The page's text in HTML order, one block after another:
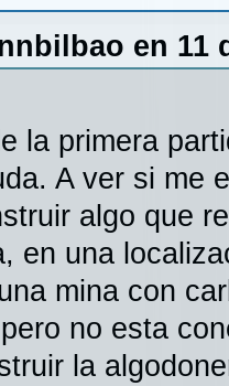
en 11
la primera
A ver si me
algo que
en una
mina con
no esta
la